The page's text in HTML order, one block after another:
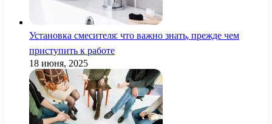
Установка смесителя: что важно знать, прежде чем
приступить к работе
18 июня, 2025